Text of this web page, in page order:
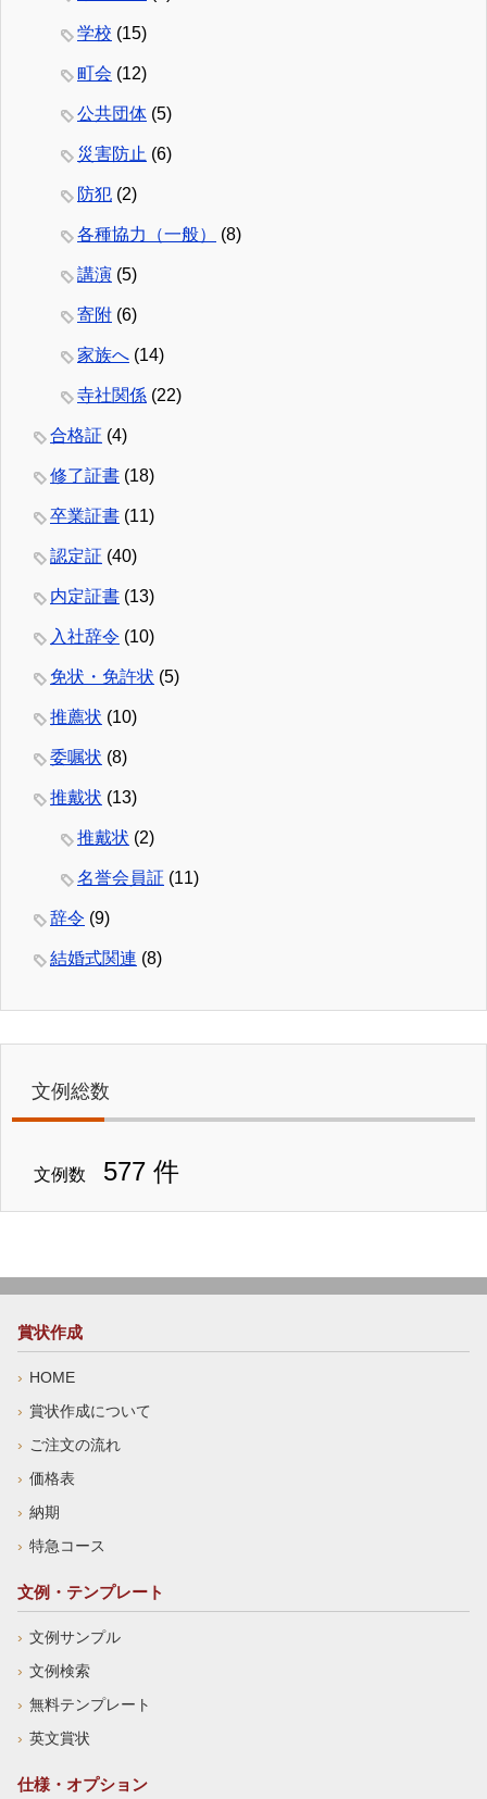
学校 (15)
町会 (12)
公共団体 (5)
災害防止 (6)
防犯 (2)
各種協力（一般） (8)
講演 (5)
寄附 (6)
家族へ (14)
寺社関係 (22)
合格証 (4)
修了証書 (18)
卒業証書 (11)
認定証 (40)
内定証書 (13)
入社辞令 (10)
免状・免許状 (5)
推薦状 (10)
委嘱状 (8)
推戴状 (13)
推戴状 (2)
名誉会員証 (11)
辞令 (9)
結婚式関連 (8)
文例総数
文例数 577 件
賞状作成
HOME
賞状作成について
ご注文の流れ
価格表
納期
特急コース
文例・テンプレート
文例サンプル
文例検索
無料テンプレート
英文賞状
仕様・オプション